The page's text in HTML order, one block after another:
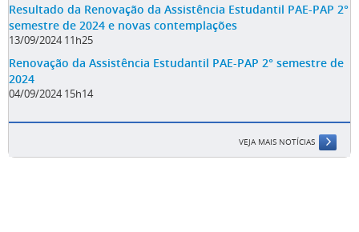
Resultado da Renovação da Assistência Estudantil PAE-PAP 2°
semestre de 2024 e novas contemplações
13/09/2024 11h25
Renovação da Assistência Estudantil PAE-PAP 2° semestre de
2024
04/09/2024 15h14
VEJA MAIS NOTÍCIAS